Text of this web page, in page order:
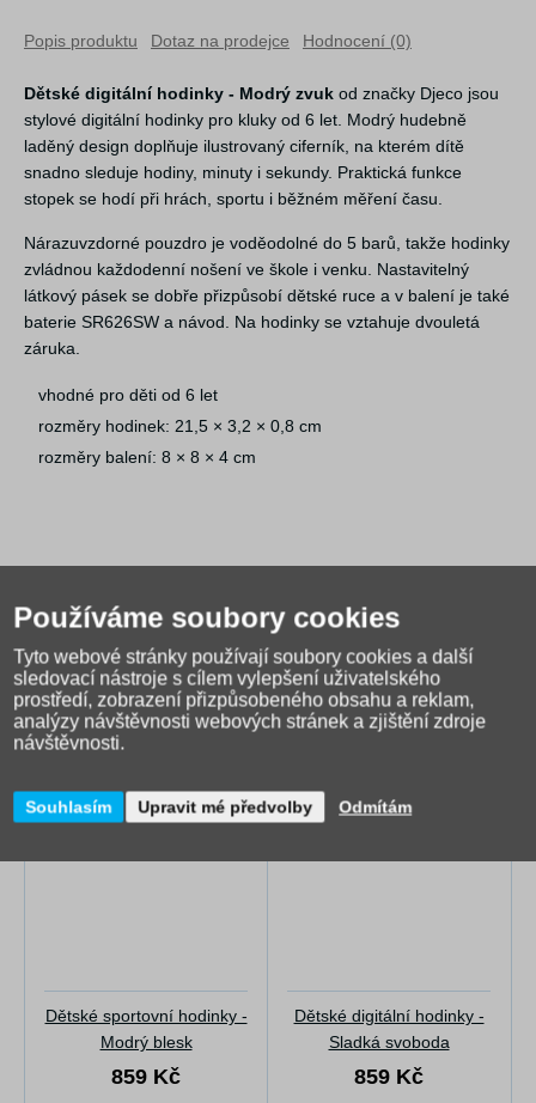
Popis produktu Dotaz na prodejce Hodnocení (0)
Dětské digitální hodinky - Modrý zvuk od značky Djeco jsou
stylové digitální hodinky pro kluky od 6 let. Modrý hudebně
laděný design doplňuje ilustrovaný ciferník, na kterém dítě
snadno sleduje hodiny, minuty i sekundy. Praktická funkce
stopek se hodí při hrách, sportu i běžném měření času.
Nárazuvzdorné pouzdro je voděodolné do 5 barů, takže hodinky
zvládnou každodenní nošení ve škole i venku. Nastavitelný
látkový pásek se dobře přizpůsobí dětské ruce a v balení je také
baterie SR626SW a návod. Na hodinky se vztahuje dvouletá
záruka.
vhodné pro děti od 6 let
rozměry hodinek: 21,5 × 3,2 × 0,8 cm
rozměry balení: 8 × 8 × 4 cm
Alternativní zboží
Dětské sportovní hodinky -
Modrý blesk
859 Kč
Dětské digitální hodinky -
Sladká svoboda
859 Kč
Používáme soubory cookies
Tyto webové stránky používají soubory cookies a další
sledovací nástroje s cílem vylepšení uživatelského
prostředí, zobrazení přizpůsobeného obsahu a reklam,
analýzy návštěvnosti webových stránek a zjištění zdroje
návštěvnosti.
Souhlasím Upravit mé předvolby Odmítám